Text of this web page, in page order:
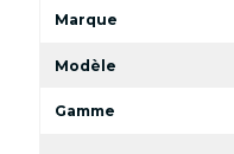
Marque
Modèle
Gamme